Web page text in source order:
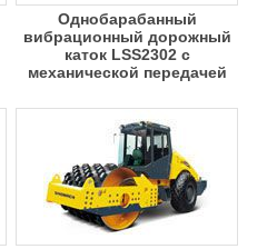
Однобарабанный
вибрационный дорожный
каток LSS2302 с
механической передачей